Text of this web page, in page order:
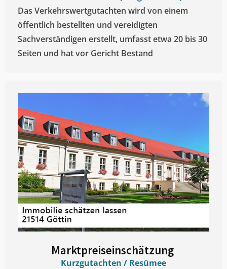
Das Verkehrswertgutachten wird von einem
öffentlich bestellten und vereidigten
Sachverständigen erstellt, umfasst etwa 20 bis 30
Seiten und hat vor Gericht Bestand
Marktpreiseinschätzung ​
Kurzgutachten / Resümee